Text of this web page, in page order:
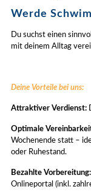
Werde
Du suchst einen
mit deinem Alltag
Deine Vorteile bei uns:
Attraktiver Verdienst:
Optimale
Wochenende statt –
oder Ruhestand.
Bezahlte Vorbereitung:
Onlineportal (inkl.